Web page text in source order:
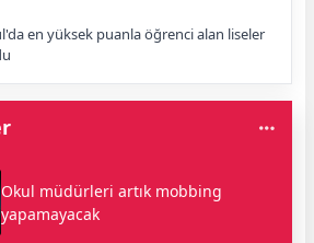
en yüksek puanla öğrenci alan liseler
Okul müdürleri artık mobbing
yapamayacak